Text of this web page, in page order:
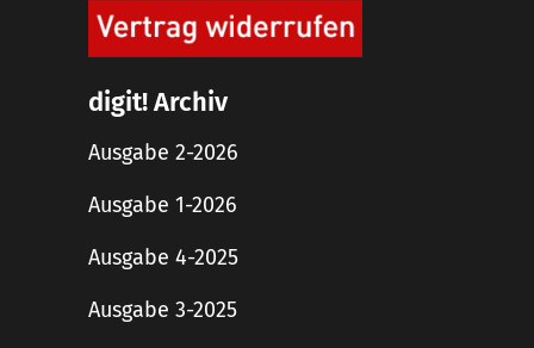
digit! Archiv
Ausgabe 2-2026
Ausgabe 1-2026
Ausgabe 4-2025
Ausgabe 3-2025